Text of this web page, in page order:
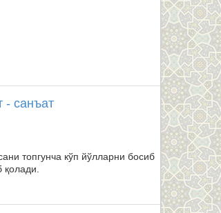
- санъат
топгунча кўп йўлларни босиб